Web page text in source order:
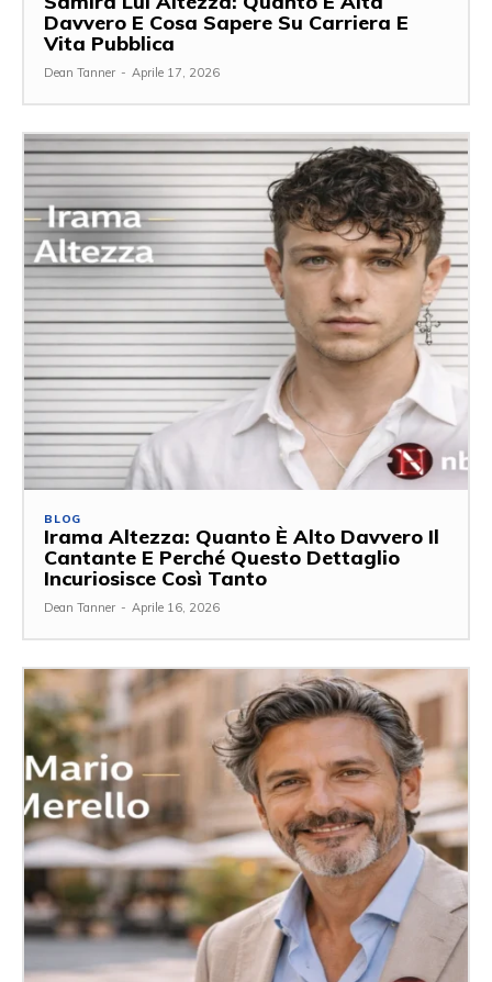
Davvero E Cosa Sapere Su Carriera E
Vita Pubblica
Dean Tanner - Aprile 17, 2026
BLOG
Irama Altezza: Quanto È Alto Davvero Il
Cantante E Perché Questo Dettaglio
Incuriosisce Così Tanto
Dean Tanner - Aprile 16, 2026